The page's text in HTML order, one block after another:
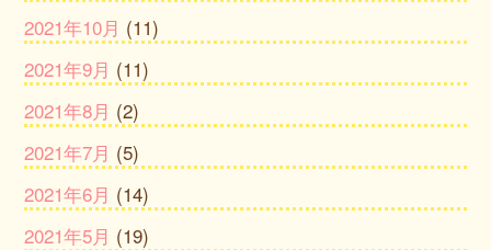
2021年10月 (11)
2021年9月 (11)
2021年8月 (2)
2021年7月 (5)
2021年6月 (14)
2021年5月 (19)